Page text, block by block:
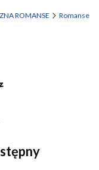
ROMANSE Romanse